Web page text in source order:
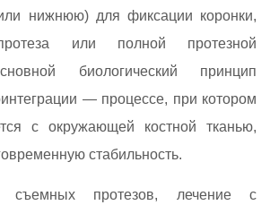
нижнюю) для фиксации коронки,
или полной протезной
биологический принцип
— процессе, при котором
с окружающей костной тканью,
стабильность.
протезов, лечение с